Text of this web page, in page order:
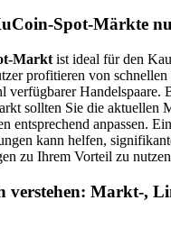
Spot-Märkte
Markt ist ideal für den
profitieren von schnellen
verfügbarer Handelspaare.
sollten Sie die aktuellen
entsprechend anpassen.
kann helfen,
zu Ihrem Vorteil zu
verstehen: Markt-,